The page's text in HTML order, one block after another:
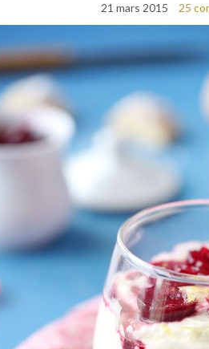
21 mars 2015 25